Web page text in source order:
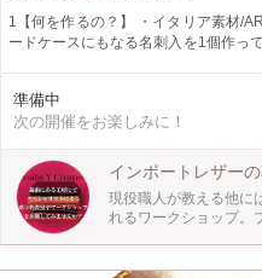
1【何を作るの？】 ・イタリア素材/ARIZONA(ｱﾘｿﾞﾅ)を内側に贅沢に使用したカ
ードケースにもなる名刺入を1個作って頂きます。 2【ど
縫って頂きます。 ④最後に糸の始末をしてカードケースを差し込んで頂ければ
出来上がりです。 ３【作品の出来上がりサイズ】 ・閉じた状態：縦 約7.5cm
４【ここがおススメ！】 ・表革と
だけます。 ・イニシャルを入れる事ができます。 ・少人数制で丁寧にお教しえ
ます。 ５【どんな方人が対象？】 ・簡単な作業ですので、どなたでも安心して
ご参加いただけます。 （但し、工房
ので申し訳ありませんがお子様同伴
お一人様が多いのでお一人でも安心してご参加く
準備中
次の開催をお楽しみに！
インポートレザー
現役職人が教える他に
れるワークショップ。